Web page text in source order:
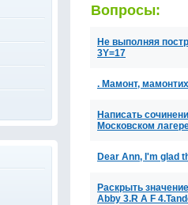
Вопросы:
Не выполняя
3Y=17
. Мамонт,
Написать
Московском
Dear Ann, I'm glad
Раскрыть
Abby 3.R A F